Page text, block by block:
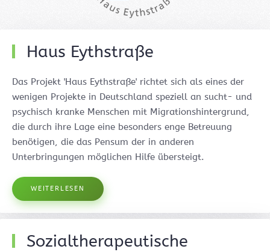
Haus Eythstraße
Das Projekt 'Haus Eythstraße' richtet sich als eines der
wenigen Projekte in Deutschland speziell an sucht- und
psychisch kranke Menschen mit Migrationshintergrund,
die durch ihre Lage eine besonders enge Betreuung
benötigen, die das Pensum der in anderen
Unterbringungen möglichen Hilfe übersteigt.
WEITERLESEN
Sozialtherapeutische